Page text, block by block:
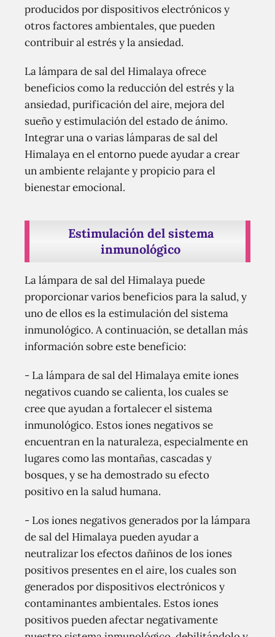
producidos por dispositivos electrónicos y
otros factores ambientales, que pueden
contribuir al estrés y la ansiedad.
La lámpara de sal del Himalaya ofrece
beneficios como la reducción del estrés y la
ansiedad, purificación del aire, mejora del
sueño y estimulación del estado de ánimo.
Integrar una o varias lámparas de sal del
Himalaya en el entorno puede ayudar a crear
un ambiente relajante y propicio para el
bienestar emocional.
Estimulación del sistema
inmunológico
La lámpara de sal del Himalaya puede
proporcionar varios beneficios para la salud, y
uno de ellos es la estimulación del sistema
inmunológico. A continuación, se detallan más
información sobre este beneficio:
- La lámpara de sal del Himalaya emite iones
negativos cuando se calienta, los cuales se
cree que ayudan a fortalecer el sistema
inmunológico. Estos iones negativos se
encuentran en la naturaleza, especialmente en
lugares como las montañas, cascadas y
bosques, y se ha demostrado su efecto
positivo en la salud humana.
- Los iones negativos generados por la lámpara
de sal del Himalaya pueden ayudar a
neutralizar los efectos dañinos de los iones
positivos presentes en el aire, los cuales son
generados por dispositivos electrónicos y
contaminantes ambientales. Estos iones
positivos pueden afectar negativamente